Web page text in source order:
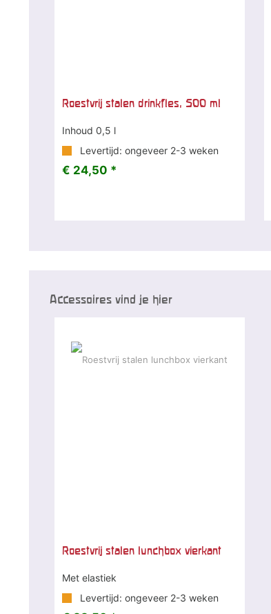
Roestvrij stalen drinkfles, 500 ml
Inhoud 0,5 l
Levertijd: ongeveer 2-3 weken
€ 24,50 *
Accessoires vind je hier
Roestvrij stalen lunchbox vierkant
Met elastiek
Levertijd: ongeveer 2-3 weken